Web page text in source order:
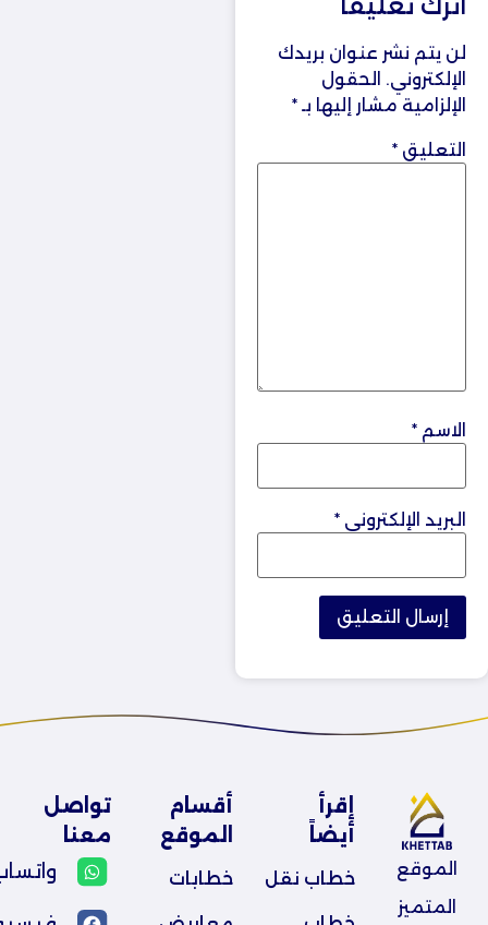
لن يتم نشر عنوان بريدك
الإلكتروني. الحقول
الإلزامية مشار إليها بـ *
التعليق *
الاسم *
البريد الإلكتروني *
الموقع
المتميز
إقرأ
أيضاً
خطاب نقل
أقسام
الموقع
خطابات
تواصل
معنا